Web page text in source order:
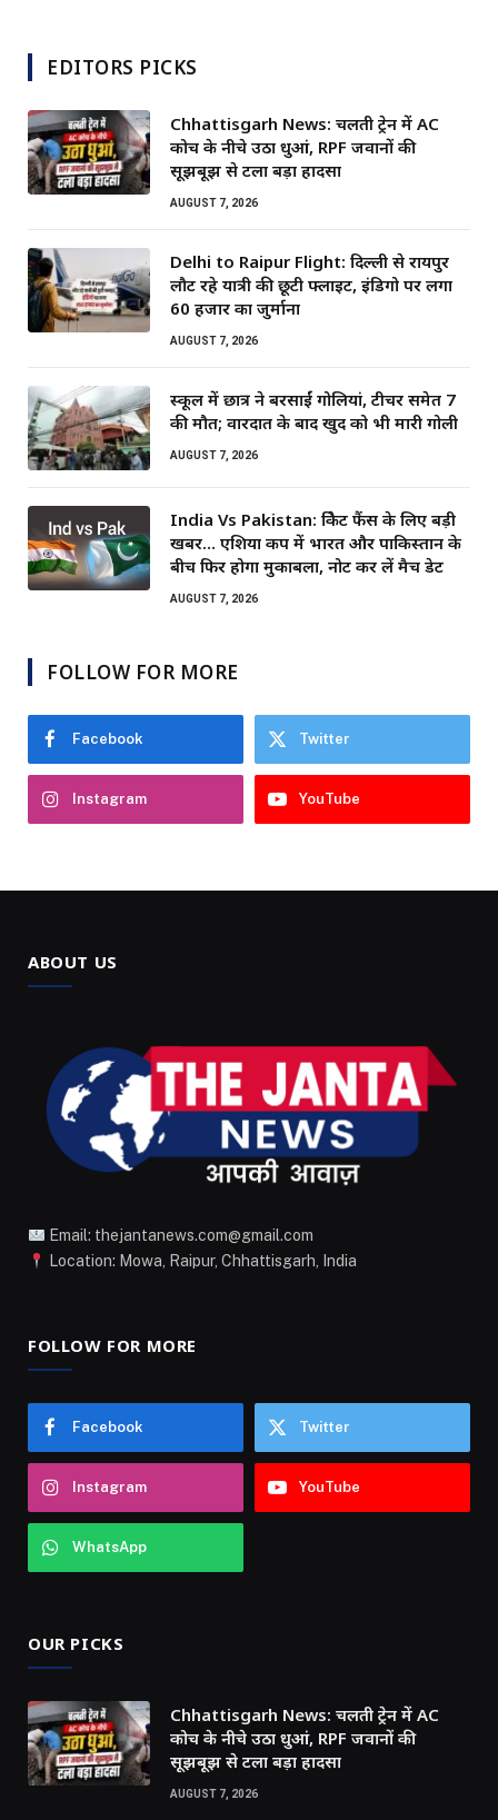
EDITORS PICKS
Chhattisgarh News: चलती ट्रेन में AC
कोच के नीचे उठा धुआं, RPF जवानों की
सूझबूझ से टला बड़ा हादसा
AUGUST 7, 2026
Delhi to Raipur Flight: दिल्ली से रायपुर
लौट रहे यात्री की छूटी फ्लाइट, इंडिगो पर लगा
60 हजार का जुर्माना
AUGUST 7, 2026
स्कूल में छात्र ने बरसाईं गोलियां, टीचर समेत 7
की मौत; वारदात के बाद खुद को भी मारी गोली
AUGUST 7, 2026
India Vs Pakistan: क्रिकेट फैंस के लिए बड़ी
खबर… एशिया कप में भारत और पाकिस्तान के
बीच फिर होगा मुकाबला, नोट कर लें मैच डेट
AUGUST 7, 2026
FOLLOW FOR MORE
Facebook Twitter
Instagram YouTube
ABOUT US
Email: thejantanews.com@gmail.com
Location: Mowa, Raipur, Chhattisgarh, India
FOLLOW FOR MORE
Facebook Twitter
Instagram YouTube
WhatsApp
OUR PICKS
Chhattisgarh News: चलती ट्रेन में AC
कोच के नीचे उठा धुआं, RPF जवानों की
सूझबूझ से टला बड़ा हादसा
AUGUST 7, 2026